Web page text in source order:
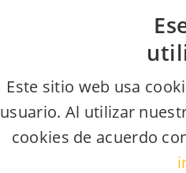
Este sitio web usa
usuario. Al utilizar
cookies de acuerdo